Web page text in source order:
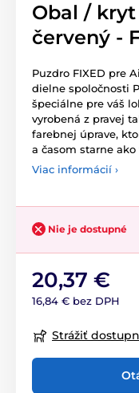
Obal /
červený -
Puzdro FIXED pre
dielne spoločnosti
špeciálne pre váš
vyrobená z pravej
farebnej úprave,
a časom starne ako
Viac informácií ›
Nie je dostupné
20,37 €
16,84 € bez DPH
Strážiť